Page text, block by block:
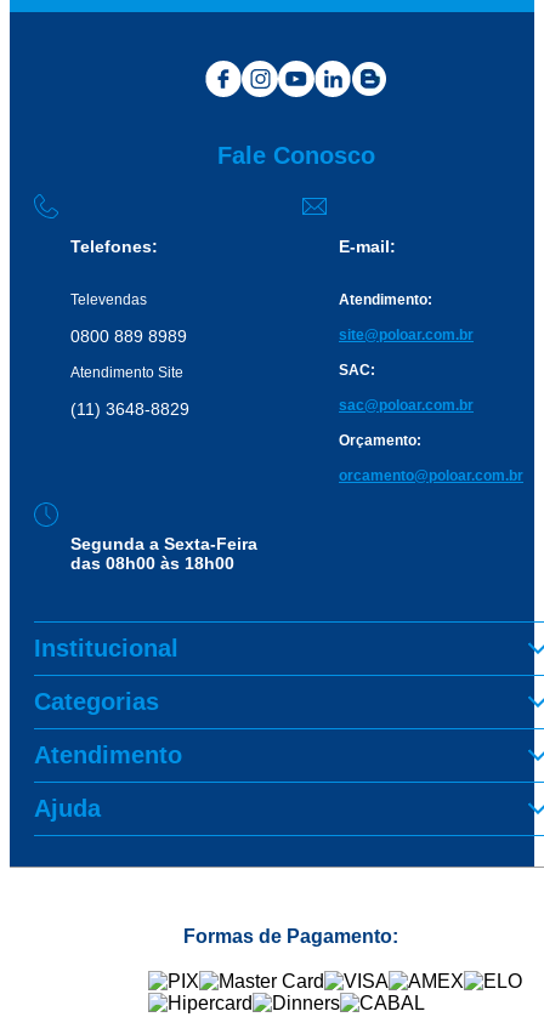
Fale Conosco
Telefones:
Televendas
0800 889 8989
Atendimento Site
(11) 3648-8829
E-mail:
Atendimento:
site@poloar.com.br
SAC:
sac@poloar.com.br
Orçamento:
orcamento@poloar.com.br
Segunda a Sexta-Feira
das 08h00 às 18h00
Institucional
Categorias
Atendimento
Ajuda
Formas de Pagamento: